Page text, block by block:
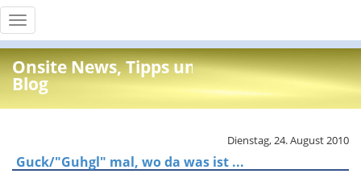
Toggle
navigation
Onsite News, Tipps und Info
Blog
Dienstag, 24. August 2010
Guck/"Guhgl" mal, wo da was ist ...